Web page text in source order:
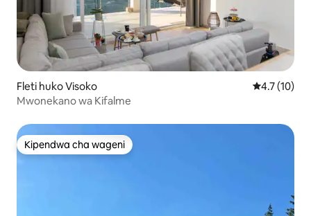
Fleti huko Visoko Ukadiriaji
4.7 (10)
Mwonekano wa Kifalme
Kipendwa cha wageni
Kipendwa cha wageni